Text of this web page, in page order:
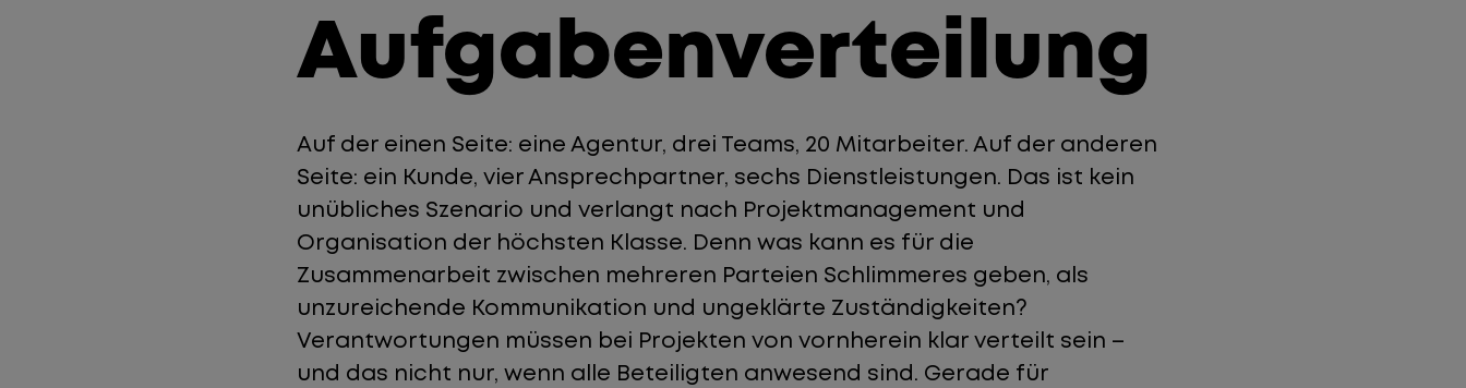
Aufgabenverteilung
Auf der einen Seite: eine Agentur, drei Teams, 20 Mitarbeiter. Auf der anderen
Seite: ein Kunde, vier Ansprechpartner, sechs Dienstleistungen. Das ist kein
unübliches Szenario und verlangt nach Projektmanagement und
Organisation der höchsten Klasse. Denn was kann es für die
Zusammenarbeit zwischen mehreren Parteien Schlimmeres geben, als
unzureichende Kommunikation und ungeklärte Zuständigkeiten?
Verantwortungen müssen bei Projekten von vornherein klar verteilt sein –
und das nicht nur, wenn alle Beteiligten anwesend sind. Gerade für